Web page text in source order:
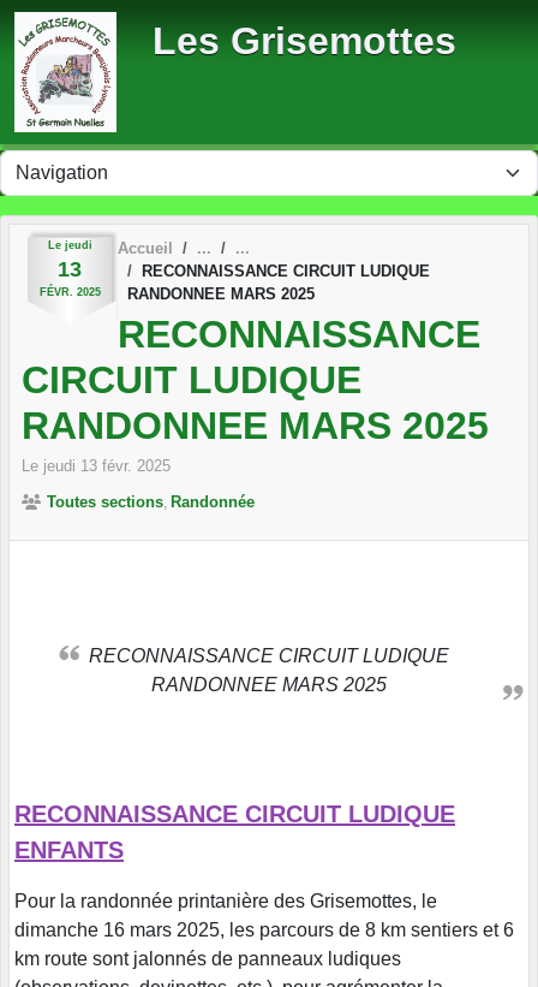
Les Grisemottes
Le jeudi
13
FÉVR. 2025
Accueil
RECONNAISSANCE CIRCUIT LUDIQUE
RANDONNEE MARS 2025
RECONNAISSANCE
CIRCUIT LUDIQUE
RANDONNEE MARS 2025
Le jeudi 13 févr. 2025
Toutes sections Randonnée
RECONNAISSANCE CIRCUIT LUDIQUE
RANDONNEE MARS 2025
RECONNAISSANCE CIRCUIT LUDIQUE
ENFANTS
Pour la randonnée printanière des Grisemottes, le
dimanche 16 mars 2025, les parcours de 8 km sentiers et 6
km route sont jalonnés de panneaux ludiques
Panneau de gestion des cookies